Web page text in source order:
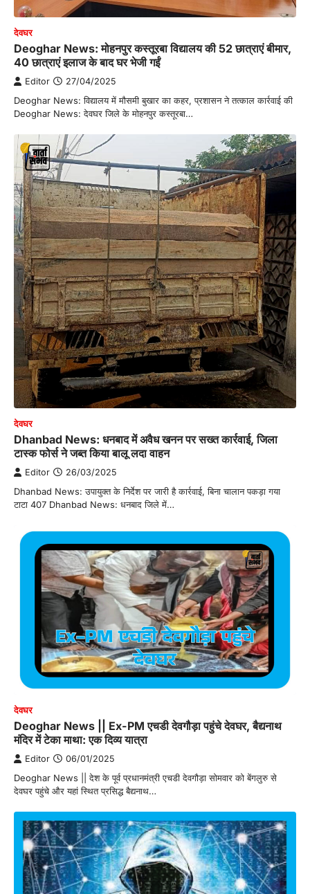
देवघर
Deoghar News: मोहनपुर कस्तूरबा विद्यालय की 52 छात्राएं बीमार,
40 छात्राएं इलाज के बाद घर भेजी गईं
Editor 27/04/2025
Deoghar News: विद्यालय में मौसमी बुखार का कहर, प्रशासन ने तत्काल कार्रवाई की
Deoghar News: देवघर जिले के मोहनपुर कस्तूरबा…
देवघर
Dhanbad News: धनबाद में अवैध खनन पर सख्त कार्रवाई, जिला
टास्क फोर्स ने जब्त किया बालू लदा वाहन
Editor 26/03/2025
Dhanbad News: उपायुक्त के निर्देश पर जारी है कार्रवाई, बिना चालान पकड़ा गया
टाटा 407 Dhanbad News: धनबाद जिले में…
देवघर
Deoghar News || Ex-PM एचडी देवगौड़ा पहुंचे देवघर, बैद्यनाथ
मंदिर में टेका माथा: एक दिव्य यात्रा
Editor 06/01/2025
Deoghar News || देश के पूर्व प्रधानमंत्री एचडी देवगौड़ा सोमवार को बेंगलुरु से
देवघर पहुंचे और यहां स्थित प्रसिद्ध बैद्यनाथ…